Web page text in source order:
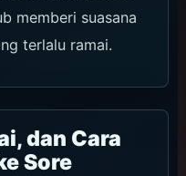
memberi suasana
terlalu ramai.
dan Cara
Sore